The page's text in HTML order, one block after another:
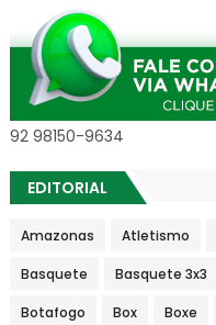
92 98150-9634
EDITORIAL
Amazonas Atletismo
Basquete Basquete 3x3
Botafogo Box Boxe